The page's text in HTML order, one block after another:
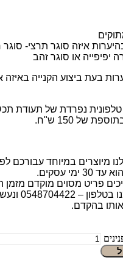
איזה סוגר תרצי- סוגר
יפיפייה או סוגר זהב
בעת ביצוע הקנייה באיזה
טלפונית נפרדת של תעודת
של 150 ש"ח.
מיוצרים במיוחד עבורכם
עסקים.
פריט מסוים מוקדם מזמן
אנא צרו קשר עימנו
בהקדם.